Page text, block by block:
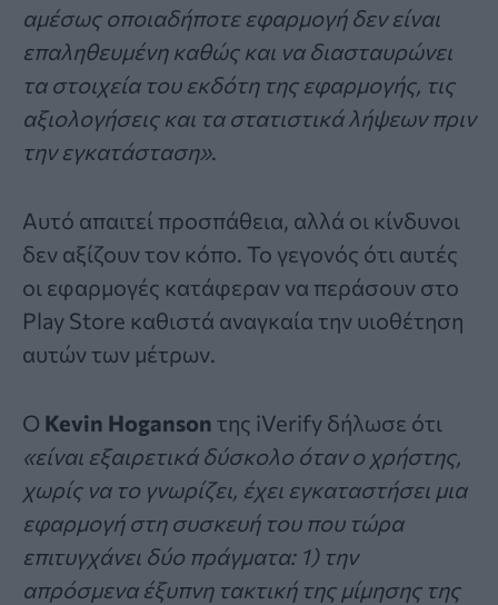
αμέσως οποιαδήποτε εφαρμογή δεν είναι
επαληθευμένη καθώς και να διασταυρώνει
τα στοιχεία του εκδότη της εφαρμογής, τις
αξιολογήσεις και τα στατιστικά λήψεων πριν
την εγκατάσταση».
Αυτό απαιτεί προσπάθεια, αλλά οι κίνδυνοι
δεν αξίζουν τον κόπο. Το γεγονός ότι αυτές
οι εφαρμογές κατάφεραν να περάσουν στο
Play Store καθιστά αναγκαία την υιοθέτηση
αυτών των μέτρων.
Ο Kevin Hoganson της iVerify δήλωσε ότι
«είναι εξαιρετικά δύσκολο όταν ο χρήστης,
χωρίς να το γνωρίζει, έχει εγκαταστήσει μια
εφαρμογή στη συσκευή του που τώρα
επιτυγχάνει δύο πράγματα: 1) την
απρόσμενα έξυπνη τακτική της μίμησης της